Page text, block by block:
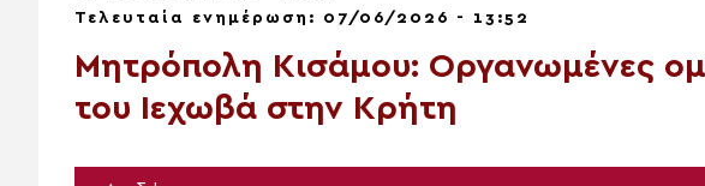
Τελευταία ενημέρωση: 07/06/2026 - 13:52
Μητρόπολη Κισάμου: Οργανωμένες
του Ιεχωβά στην Κρήτη